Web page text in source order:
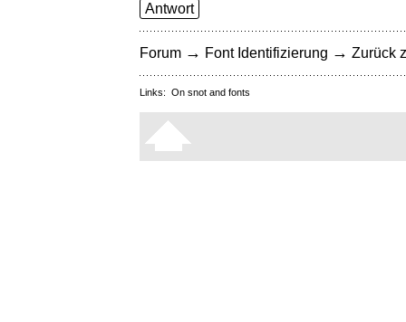
Antwort
Forum → Font Identifizierung → Zurück
Links: On snot and fonts